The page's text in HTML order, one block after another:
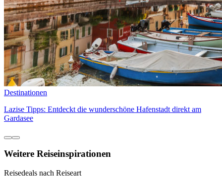
Destinationen
Lazise Tipps: Entdeckt die wunderschöne Hafenstadt direkt am
Gardasee
Weitere Reiseinspirationen
Reisedeals nach Reiseart